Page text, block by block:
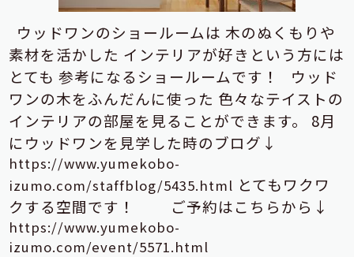
ウッドワンのショールームは 木のぬくもりや
素材を活かした インテリアが好きという方には
とても 参考になるショールームです！
ウッド
ワンの木をふんだんに使った 色々なテイストの
インテリアの部屋を見ることができます。
8月
にウッドワンを見学した時のブログ↓
https://www.yumekobo-
izumo.com/staffblog/5435.html とてもワクワ
クする空間です！
ご予約はこちらから↓
https://www.yumekobo-
izumo.com/event/5571.html